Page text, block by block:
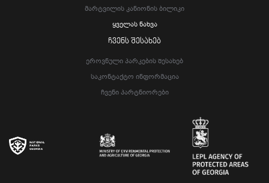
Მარტვილის Კანიონის Ბილიკი
Ყველას Ნახვა
ᲩᲕᲔᲜᲡ ᲨᲔᲡᲐᲮᲔᲑ
Ეროვნული Პარკების Შესახებ
Საკონტაქტო Ინფორმაცია
Ჩვენი Პარტნიორები